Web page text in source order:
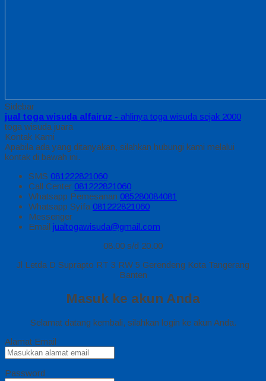
Sidebar
jual toga wisuda alfairuz - ahlinya toga wisuda sejak 2000
toga wisuda juara
Kontak Kami
Apabila ada yang ditanyakan, silahkan hubungi kami melalui
kontak di bawah ini.
SMS 081222821060
Call Center 081222821060
Whatsapp Pemesanan 085280084081
Whatsapp Syifa 081222821060
Messenger
Email jualtogawisuda@gmail.com
08.00 s/d 20.00
Jl Letda D Suprapto RT 3 RW 5 Gerendeng Kota Tangerang
Banten
Masuk ke akun Anda
Selamat datang kembali, silahkan login ke akun Anda.
Alamat Email
Password